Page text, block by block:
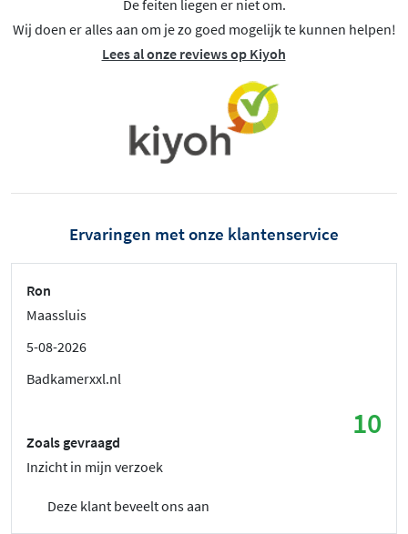
De feiten liegen er niet om.
Wij doen er alles aan om je zo goed mogelijk te kunnen helpen!
Lees al onze reviews op Kiyoh
Ervaringen met onze klantenservice
Ron
Maassluis
5-08-2026
Badkamerxxl.nl
10
Zoals gevraagd
Inzicht in mijn verzoek
Deze klant beveelt ons aan